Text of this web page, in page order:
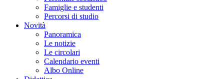
Famiglie e studenti
Percorsi di studio
Novità
Panoramica
Le notizie
Le circolari
Calendario eventi
Albo Online